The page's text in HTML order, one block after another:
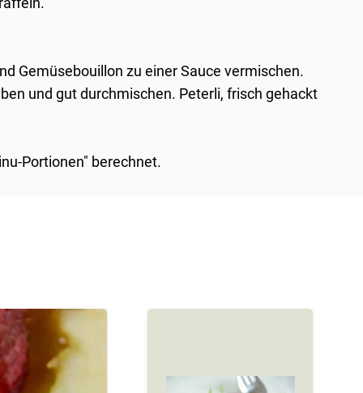
Gemüsebouillon zu einer Sauce vermischen.
und gut durchmischen. Peterli, frisch gehackt
Portionen" berechnet.